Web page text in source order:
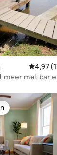
5, 175
4,97
meer met bar